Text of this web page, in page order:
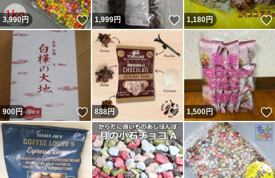
3,990円 いいね！
1,999円 いいね！
1,180円
900円 いいね！
888円 いいね！
1,500円